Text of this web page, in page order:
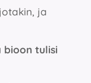
ja
bioon tulisi